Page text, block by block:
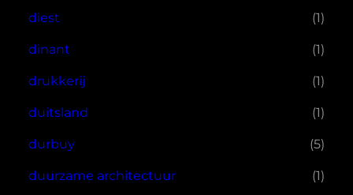
diest (1)
dinant (1)
drukkerij (1)
duitsland (1)
durbuy (5)
duurzame architectuur (1)